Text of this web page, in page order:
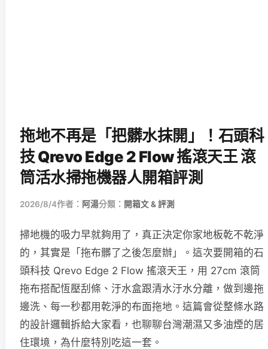
拖地不再是「把髒水抹開」！石頭科
技 Qrevo Edge 2 Flow 搖滾天王 滾
筒活水掃拖機器人開箱評測
2026/8/4作者： 阿湯分類： 開箱文 & 評測
掃地機的吸力早就夠用了，真正決定你家地板乾不乾淨
的，其實是「拖布髒了之後怎麼辦」。這次要開箱的石
頭科技 Qrevo Edge 2 Flow 搖滾天王，用 27cm 滾筒
拖布搭配恆壓刮條、汙水盒跟清水汙水分離，做到邊拖
邊洗、每一秒都用乾淨的布面拖地。這篇會從整條水路
的設計邏輯拆給大家看，也聊聊台灣潮濕又多油煙的居
住環境，為什麼特別吃這一套。